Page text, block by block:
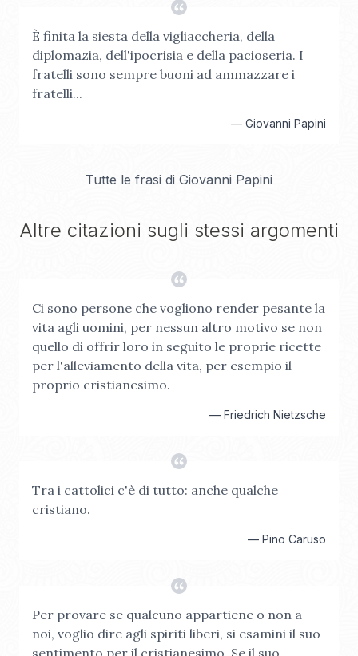
È finita la siesta della vigliaccheria, della
diplomazia, dell'ipocrisia e della pacioseria. I
fratelli sono sempre buoni ad ammazzare i
fratelli...
— Giovanni Papini
Tutte le frasi di Giovanni Papini
Altre citazioni sugli stessi argomenti
Ci sono persone che vogliono render pesante la
vita agli uomini, per nessun altro motivo se non
quello di offrir loro in seguito le proprie ricette
per l'alleviamento della vita, per esempio il
proprio cristianesimo.
— Friedrich Nietzsche
Tra i cattolici c'è di tutto: anche qualche
cristiano.
— Pino Caruso
Per provare se qualcuno appartiene o non a
noi, voglio dire agli spiriti liberi, si esamini il suo
sentimento per il cristianesimo. Se il suo